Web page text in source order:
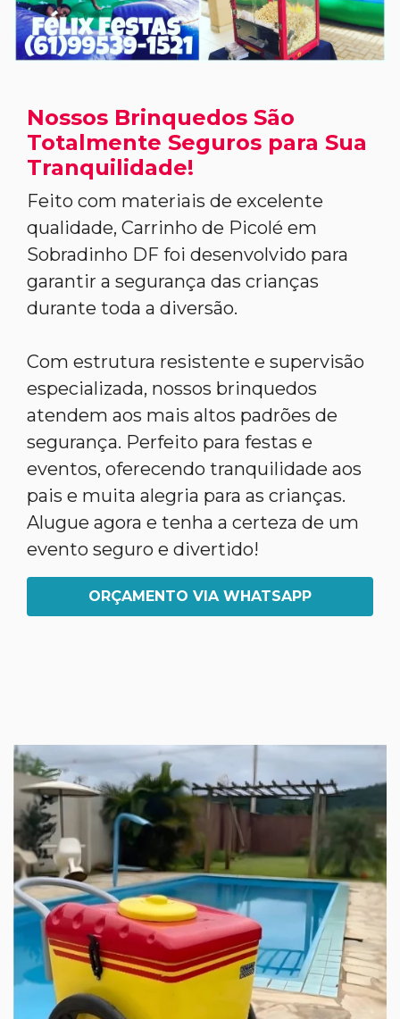
Nossos Brinquedos São
Totalmente Seguros para Sua
Tranquilidade!
Feito com materiais de excelente
qualidade, Carrinho de Picolé em
Sobradinho DF foi desenvolvido para
garantir a segurança das crianças
durante toda a diversão.
Com estrutura resistente e supervisão
especializada, nossos brinquedos
atendem aos mais altos padrões de
segurança. Perfeito para festas e
eventos, oferecendo tranquilidade aos
pais e muita alegria para as crianças.
Alugue agora e tenha a certeza de um
evento seguro e divertido!
ORÇAMENTO VIA WHATSAPP